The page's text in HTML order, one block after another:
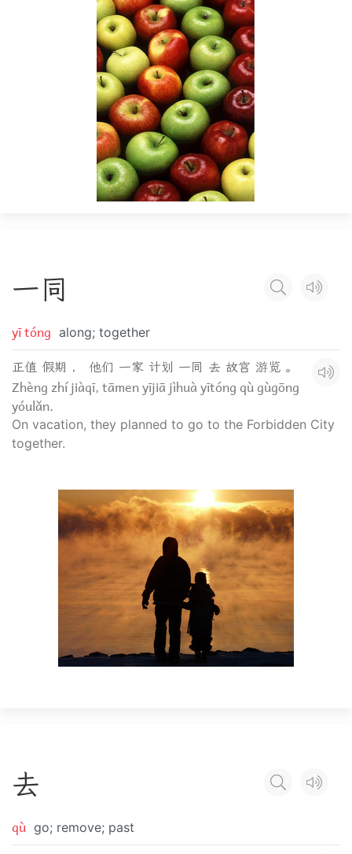
一同
yī tóng along; together
正值 假期 ， 他们 一家 计划 一同 去 故宫 游览 。
Zhèng zhí jiàqī, tāmen yījiā jìhuà yītóng qù gùgōng
yóulǎn.
On vacation, they planned to go to the Forbidden City
together.
去
qù go; remove; past